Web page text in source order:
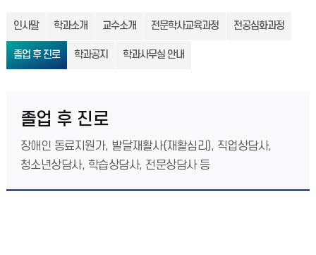
인사말 학과소개 교수소개 전문학사교육과정 전공심화과정
졸업 후 진로 학과공지 학과사무실 안내
졸업 후 진로
장애인 동료지원가, 발달재활사(재활심리), 직업상담사,
청소년상담사, 학습상담사, 전문상담사 등